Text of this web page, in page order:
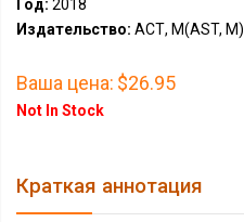
Год: 2018
Издательство: АСТ, М(AST, M)
Ваша цена: $26.95
Not In Stock
Краткая аннотация